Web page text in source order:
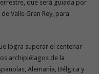
que será guiada por
Valle Gran Rey, para
logra superar el centenar
archipiélagos de la
Alemania, Bélgica y